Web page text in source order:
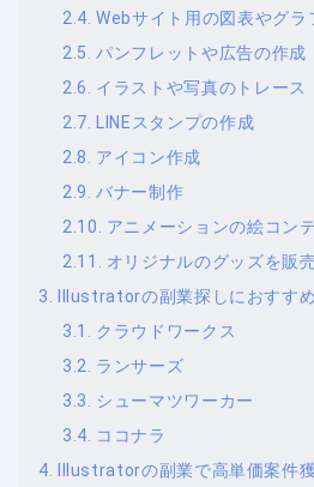
Webサイト用の図表やグラ
パンフレットや広告の作成
イラストや写真のトレース
LINEスタンプの作成
アイコン作成
バナー制作
アニメーションの絵コン
オリジナルのグッズを販
Illustratorの副業探しにおすす
クラウドワークス
ランサーズ
シューマツワーカー
ココナラ
Illustratorの副業で高単価案件